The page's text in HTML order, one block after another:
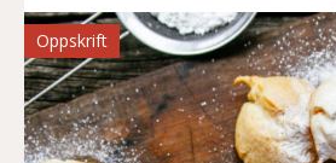
Oppskrift